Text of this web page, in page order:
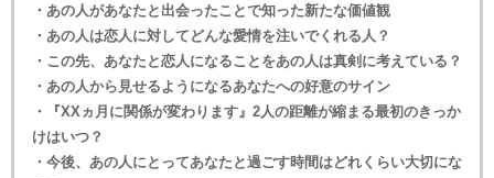
・あの人があなたと出会ったことで知った新たな価値観
・あの人は恋人に対してどんな愛情を注いでくれる人？
・この先、あなたと恋人になることをあの人は真剣に考えている？
・あの人から見せるようになるあなたへの好意のサイン
・『XXヵ月に関係が変わります』2人の距離が縮まる最初のきっか
けはいつ？
・今後、あの人にとってあなたと過ごす時間はどれくらい大切にな